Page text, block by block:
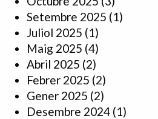
Setembre 2025 (1)
Juliol 2025 (1)
Maig 2025 (4)
Abril 2025 (2)
Febrer 2025 (2)
Gener 2025 (2)
Desembre 2024 (1)